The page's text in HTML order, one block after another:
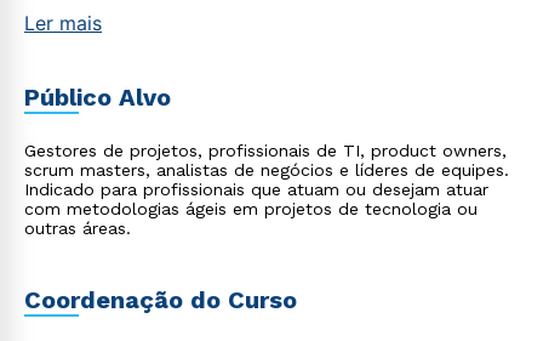
Ler mais
Público Alvo
Gestores de projetos, profissionais de TI, product owners,
scrum masters, analistas de negócios e líderes de equipes.
Indicado para profissionais que atuam ou desejam atuar
com metodologias ágeis em projetos de tecnologia ou
outras áreas.
Coordenação do Curso